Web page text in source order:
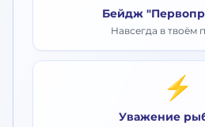
Бейдж
Навсегда в твоём
⚡
Уважение